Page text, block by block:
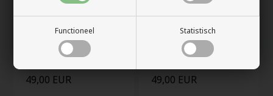
Functioneel Statistisch
Glanzende kruisjuwelen
in staal met zwarte
49,00 EUR
Glanzende
kruissieraden van
49,00 EUR